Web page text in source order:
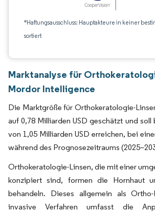
*Haftungsausschluss: Hauptakteure in keiner
sortiert
Marktanalyse für
Mordor Intelligence
Die Marktgröße für Orthokeratologie-
auf 0,78 Milliarden USD geschätzt und soll
von 1,05 Milliarden USD erreichen, bei
während des Prognosezeitraums
Orthokeratologie-Linsen, die mit einer
konzipiert sind, formen die Hornhaut
behandeln. Dieses allgemein als
invasive Verfahren umfasst die